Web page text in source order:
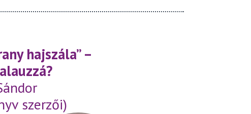
hajszála” –
szerzői)